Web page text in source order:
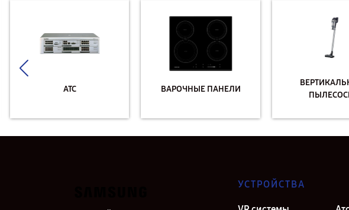
АТС ВАРОЧНЫЕ ПАНЕЛИ
УСТРОЙСТВА